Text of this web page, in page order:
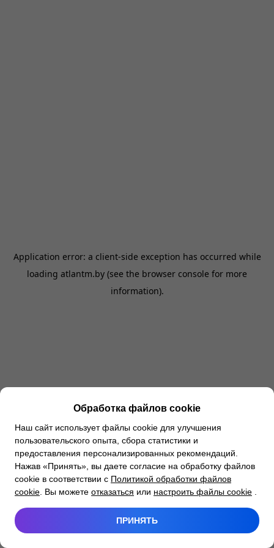
Application error: a client-side exception has occurred while
loading atlantm.by (see the browser console for more
information).
Обработка файлов cookie
Наш сайт использует файлы cookie для улучшения
пользовательского опыта, сбора статистики и
предоставления персонализированных рекомендаций.
Нажав «Принять», вы даете согласие на обработку файлов
cookie в соответствии с Политикой обработки файлов
cookie . Вы можете отказаться или настроить файлы cookie
ПРИНЯТЬ